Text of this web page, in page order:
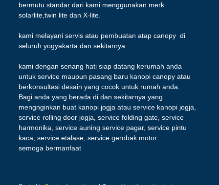
bermutu standar dari kami menggunakan merk
solarlite,twin lite dan X-lite.
kami melayani servis atau pembuatan atap canopy di
seluruh yogyakarta dan sekitarnya
kami dengan senang hati siap datang kerumah anda
untuk service maupun pasang baru kanopi canopy atau
berkonsultasi desain yang cocok untuk rumah anda.
Bagi anda yang berada di dan sekitarnya yang
mengnginkan buat kanopi jogja atau service kanopi jogja,
service rolling door jogja, service folding gate, service
harmonika, service auning service pagar, service pintu
kaca, service etalase, service gerobak motor
semoga bermanfaat